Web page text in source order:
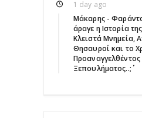
1 day ago
Μάκαρης -
άραγε η Ιστορία
Κλειστά Μνημεία,
Θησαυροί και το
Προαναγγελθέντος
Ξεπουλήματος..;΄΄